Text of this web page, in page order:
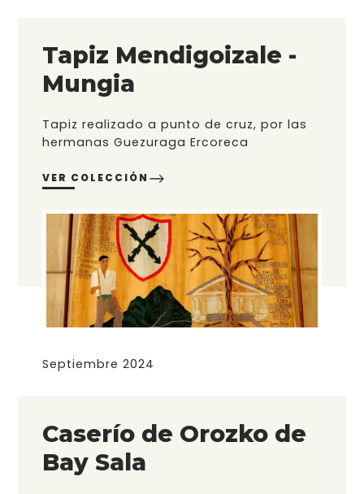
Tapiz Mendigoizale -
Mungia
Tapiz realizado a punto de cruz, por las
hermanas Guezuraga Ercoreca
VER COLECCIÓN
Septiembre 2024
Caserío de Orozko de
Bay Sala